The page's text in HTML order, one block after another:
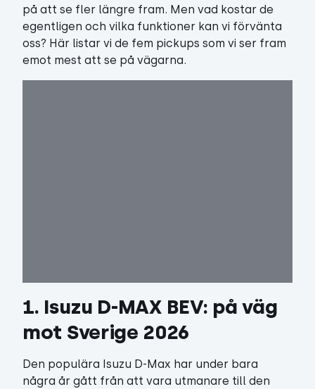
på att se fler längre fram. Men vad kostar de
egentligen och vilka funktioner kan vi förvänta
oss? Här listar vi de fem pickups som vi ser fram
emot mest att se på vägarna.
1. Isuzu D-MAX BEV: på väg
mot Sverige 2026
Den populära Isuzu D-Max har under bara
några år gått från att vara utmanare till den